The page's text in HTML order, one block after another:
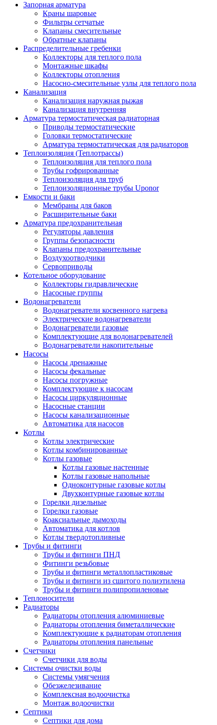
Запорная арматура
Краны шаровые
Фильтры сетчатые
Клапаны смесительные
Обратные клапаны
Распределительные гребенки
Коллекторы для теплого пола
Монтажные шкафы
Коллекторы отопления
Насосно-смесительные узлы для теплого пола
Канализация
Канализация наружная рыжая
Канализация внутренняя
Арматура термостатическая радиаторная
Приводы термостатические
Головки термостатические
Арматура термостатическая для радиаторов
Теплоизоляция (Теплотрассы)
Теплоизоляция для теплого пола
Трубы гофрированные
Теплоизоляция для труб
Теплоизоляционные трубы Uponor
Емкости и баки
Мембраны для баков
Расширительные баки
Арматура предохранительная
Регуляторы давления
Группы безопасности
Клапаны предохранительные
Воздухоотводчики
Сервоприводы
Котельное оборудование
Коллекторы гидравлические
Насосные группы
Водонагреватели
Водонагреватели косвенного нагрева
Электрические водонагреватели
Водонагреватели газовые
Комплектующие для водонагревателей
Водонагреватели накопительные
Насосы
Насосы дренажные
Насосы фекальные
Насосы погружные
Комплектующие к насосам
Насосы циркуляционные
Насосные станции
Насосы канализационные
Автоматика для насосов
Котлы
Котлы электрические
Котлы комбинированные
Котлы газовые
Котлы газовые настенные
Котлы газовые напольные
Одноконтурные газовые котлы
Двухконтурные газовые котлы
Горелки дизельные
Горелки газовые
Коаксиальные дымоходы
Автоматика для котлов
Котлы твердотопливные
Трубы и фитинги
Трубы и фитинги ПНД
Фитинги резьбовые
Трубы и фитинги металлопластиковые
Трубы и фитинги из сшитого полиэтилена
Трубы и фитинги полипропиленовые
Теплоносители
Радиаторы
Радиаторы отопления алюминиевые
Радиаторы отопления биметаллические
Комплектующие к радиаторам отопления
Радиаторы отопления панельные
Cчетчики
Счетчики для воды
Системы очистки воды
Системы умягчения
Обезжелезивание
Комплексная водоочистка
Монтаж водоочистки
Септики
Септики для дома